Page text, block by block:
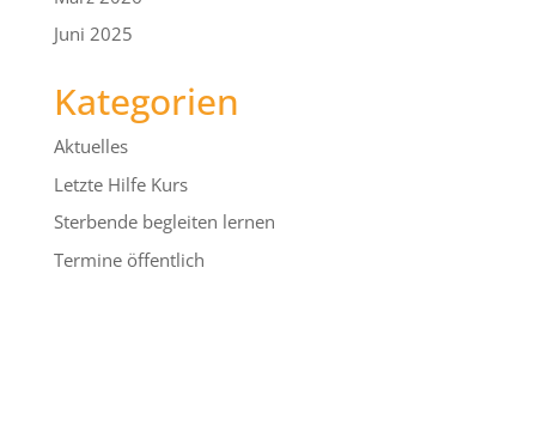
Juni 2025
Kategorien
Aktuelles
Letzte Hilfe Kurs
Sterbende begleiten lernen
Termine öffentlich